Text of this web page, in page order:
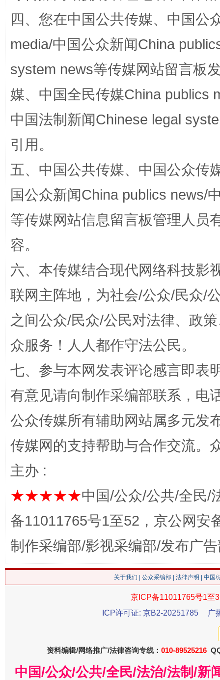
招工难、用工荒背后
网上购药对药下症？
这是一记警钟！ 谢
今
四、您在中国公共传媒、中国公
media/中国公众新闻China
system news等传媒网站留言板
媒、中国全民传媒China publics
中国法制新闻Chinese legal
引用。
五、中国公共传媒、中国公众传
国公众新闻China publics news/
等传媒网站信息留言板管理人员
容。
六、本传媒结合现代网络科技影
联网主阵地，为社会/公众/民众/
之间公众/民众/公民对法律、政
众服务！人人都作守法公民。
七、参与本网发表评论感言即表
有意见请向制作采编部联系，电
公众传媒所有辅助网站属多元发
传媒网的支持帮助与合作交流。
主办 :
★★★★★中国/公众/公共/全民/
备11011765号1至52，京公网安
制作采编部/影视采编部/发布广
关于我们 公众采编部 法律声明 | 中国
京ICP备11011765号1至
ICP许可证: 京B2-20251785
广
资料编辑/网络推广/法律咨询专线： 010-89525216
中国/公众/公共/全民/法治/法制/新